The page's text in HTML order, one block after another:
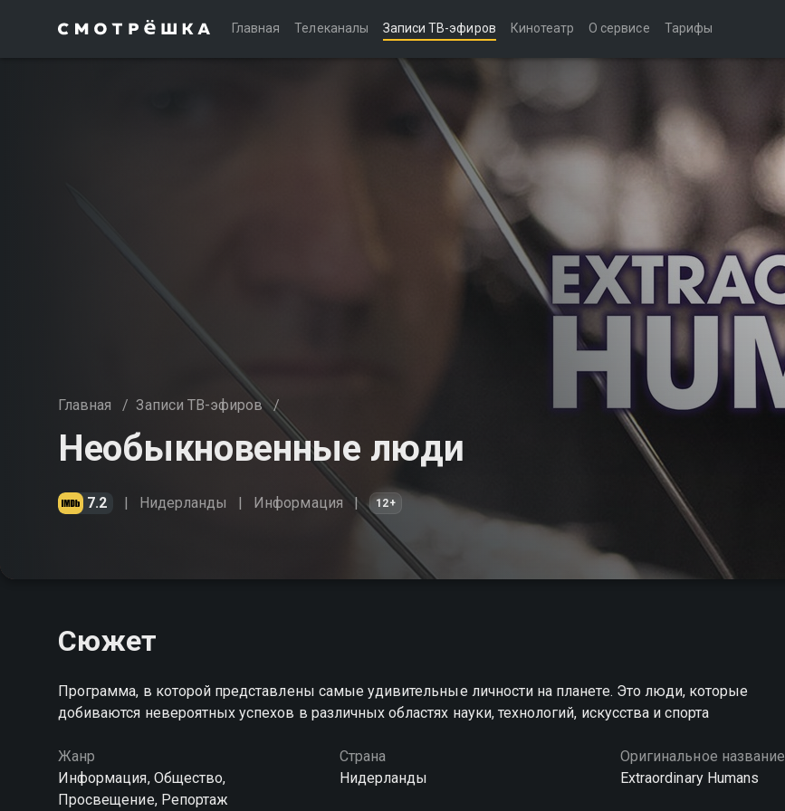
Главная Телеканалы Записи ТВ-эфиров Кинотеатр О сервисе Тарифы
Главная / Записи ТВ-эфиров /
Необыкновенные люди
7.2 Нидерланды Информация 12+
Сюжет
Программа, в которой представлены самые удивительные личности на планете. Это люди, которые
добиваются невероятных успехов в различных областях науки, технологий, искусства и спорта
Жанр
Информация, Общество,
Просвещение, Репортаж
Страна
Нидерланды
Оригинальное название
Extraordinary Humans